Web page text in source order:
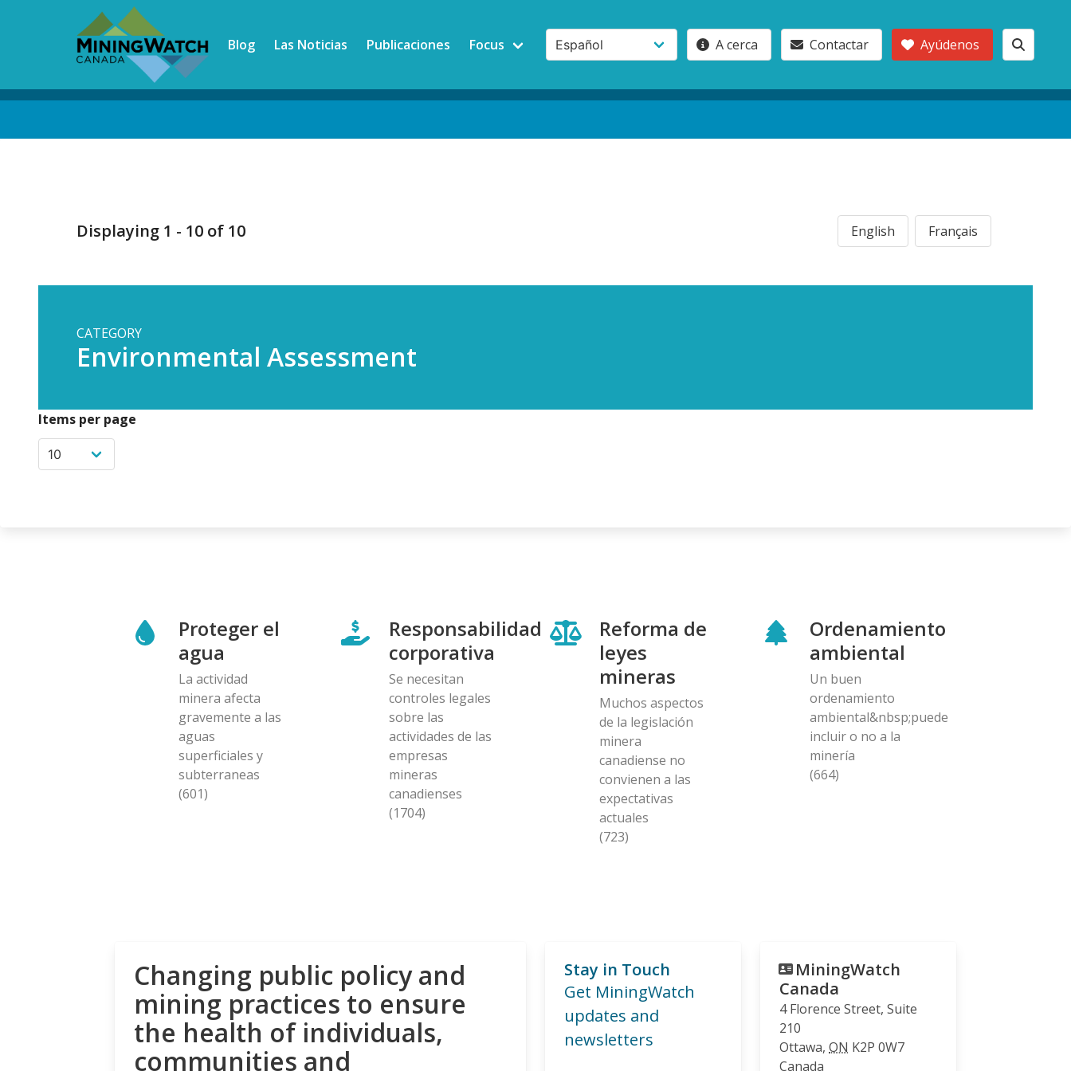
Blog Las Noticias Publicaciones Focus A cerca Contactar Ayúdenos
Displaying 1 - 10 of 10 English Français
CATEGORY
Environmental Assessment
Items per page
Proteger el
agua
La actividad
minera afecta
gravemente a las
aguas
superficiales y
subterraneas
(601)
Responsabilidad
corporativa
Se necesitan
controles legales
sobre las
actividades de las
empresas
mineras
canadienses
(1704)
Reforma de
leyes
mineras
Muchos aspectos
de la legislación
minera
canadiense no
convienen a las
expectativas
actuales
(723)
Ordenamiento
ambiental
Un buen
ordenamiento
ambiental&nbsp;puede
incluir o no a la
minería
(664)
Changing public policy and
mining practices to ensure
the health of individuals,
communities and
Stay in Touch
Get MiningWatch
updates and
newsletters
MiningWatch
Canada
4 Florence Street, Suite
210
Ottawa, ON K2P 0W7
Canada